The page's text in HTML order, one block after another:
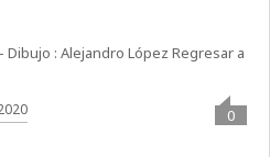
: Alejandro López Regresar a
0